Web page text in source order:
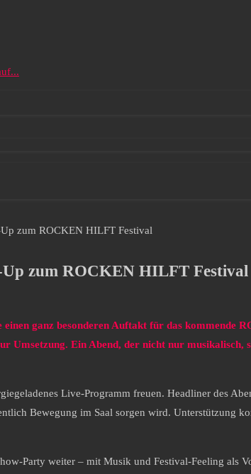
zum ROCKEN HILFT Festival
zum ROCKEN HILFT Festival
ganz besonderen Auftakt für das
Umsetzung. Ein Abend, der nicht nur
Live-Programm freuen. Headliner des
Bewegung im Saal sorgen wird. Unterstützung
Party weiter – mit Musik und Festival-Feeling als